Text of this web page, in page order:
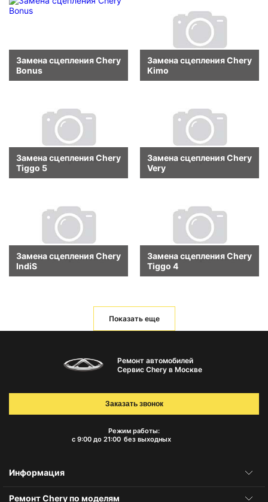
Замена сцепления Chery
Bonus
Замена сцепления Chery
Kimo
Замена сцепления Chery
Tiggo 5
Замена сцепления Chery
Very
Замена сцепления Chery
IndiS
Замена сцепления Chery
Tiggo 4
Показать еще
Ремонт автомобилей
Сервис Chery в Москве
Режим работы:
с 9:00 до 21:00 без выходных
Заказать звонок
Информация
Ремонт Chery по моделям